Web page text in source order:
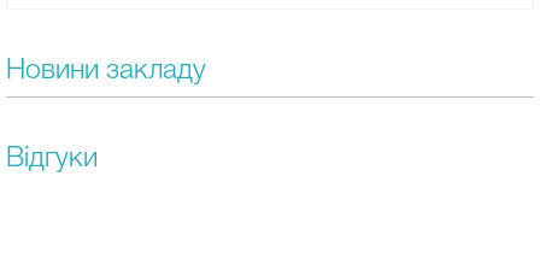
Новини закладу
Відгуки